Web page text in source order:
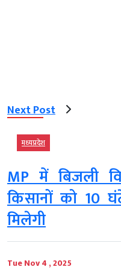
Next Post
मध्‍यप्रदेश
MP में बिजली
किसानों को 10
मिलेगी
Tue Nov 4 , 2025